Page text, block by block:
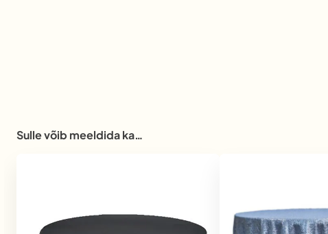
Sulle võib meeldida ka…